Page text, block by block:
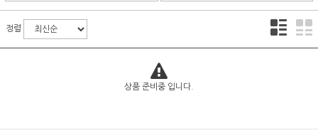
정렬
상품 준비중 입니다.